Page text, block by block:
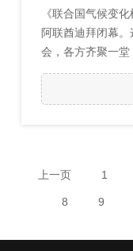
《联合国气候变
阿联酋迪拜闭幕
会，各方齐聚一
机。受气候变化
生态系统出现不同
例将上升至75%
题，比如生态系
上一页 1
8 9